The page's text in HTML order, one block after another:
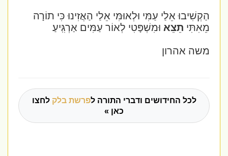
הַקְשִׁיבוּ אֵלַי עַמִּי וּלְאוּמִּי אֵלַי הַאֲזִינוּ כִּי תוֹרָה
מֵאִתִּיתֵצֵאוּמִשְׁפָּטִי לְאוֹר עַמִּים אַרְגִּֽיעַ׃
משה אהרון
לכל החידושים ודברי התורה לפרשת בלקלחצו
כאן »